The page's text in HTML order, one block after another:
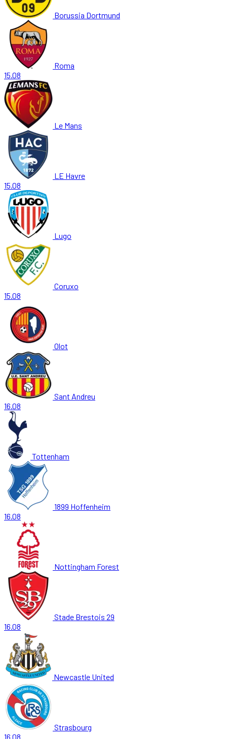
Borussia Dortmund
Roma
15.08
Le Mans
LE Havre
15.08
Lugo
Coruxo
15.08
Olot
Sant Andreu
16.08
Tottenham
1899 Hoffenheim
16.08
Nottingham Forest
Stade Brestois 29
16.08
Newcastle United
Strasbourg
16.08